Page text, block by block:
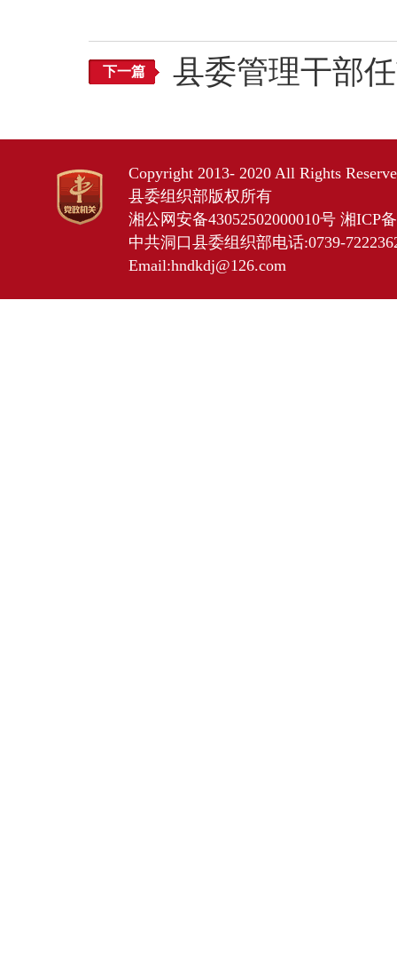
下一篇 县委管理干部
Copyright 2013- 2020 All Rights
县委组织部版权所有
湘公网安备43052502000010号 湘ICP
中共洞口县委组织部电话:0739-
Email:hndkdj@126.com